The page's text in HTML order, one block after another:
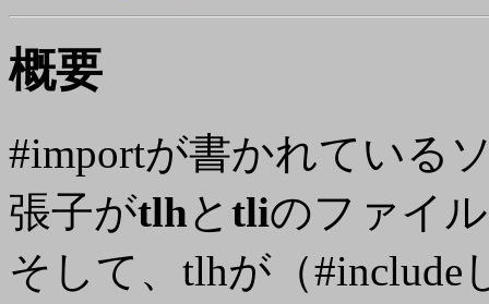
概要
#importが書かれている
張子がtlhと tliのファイ
そして、tlhが（